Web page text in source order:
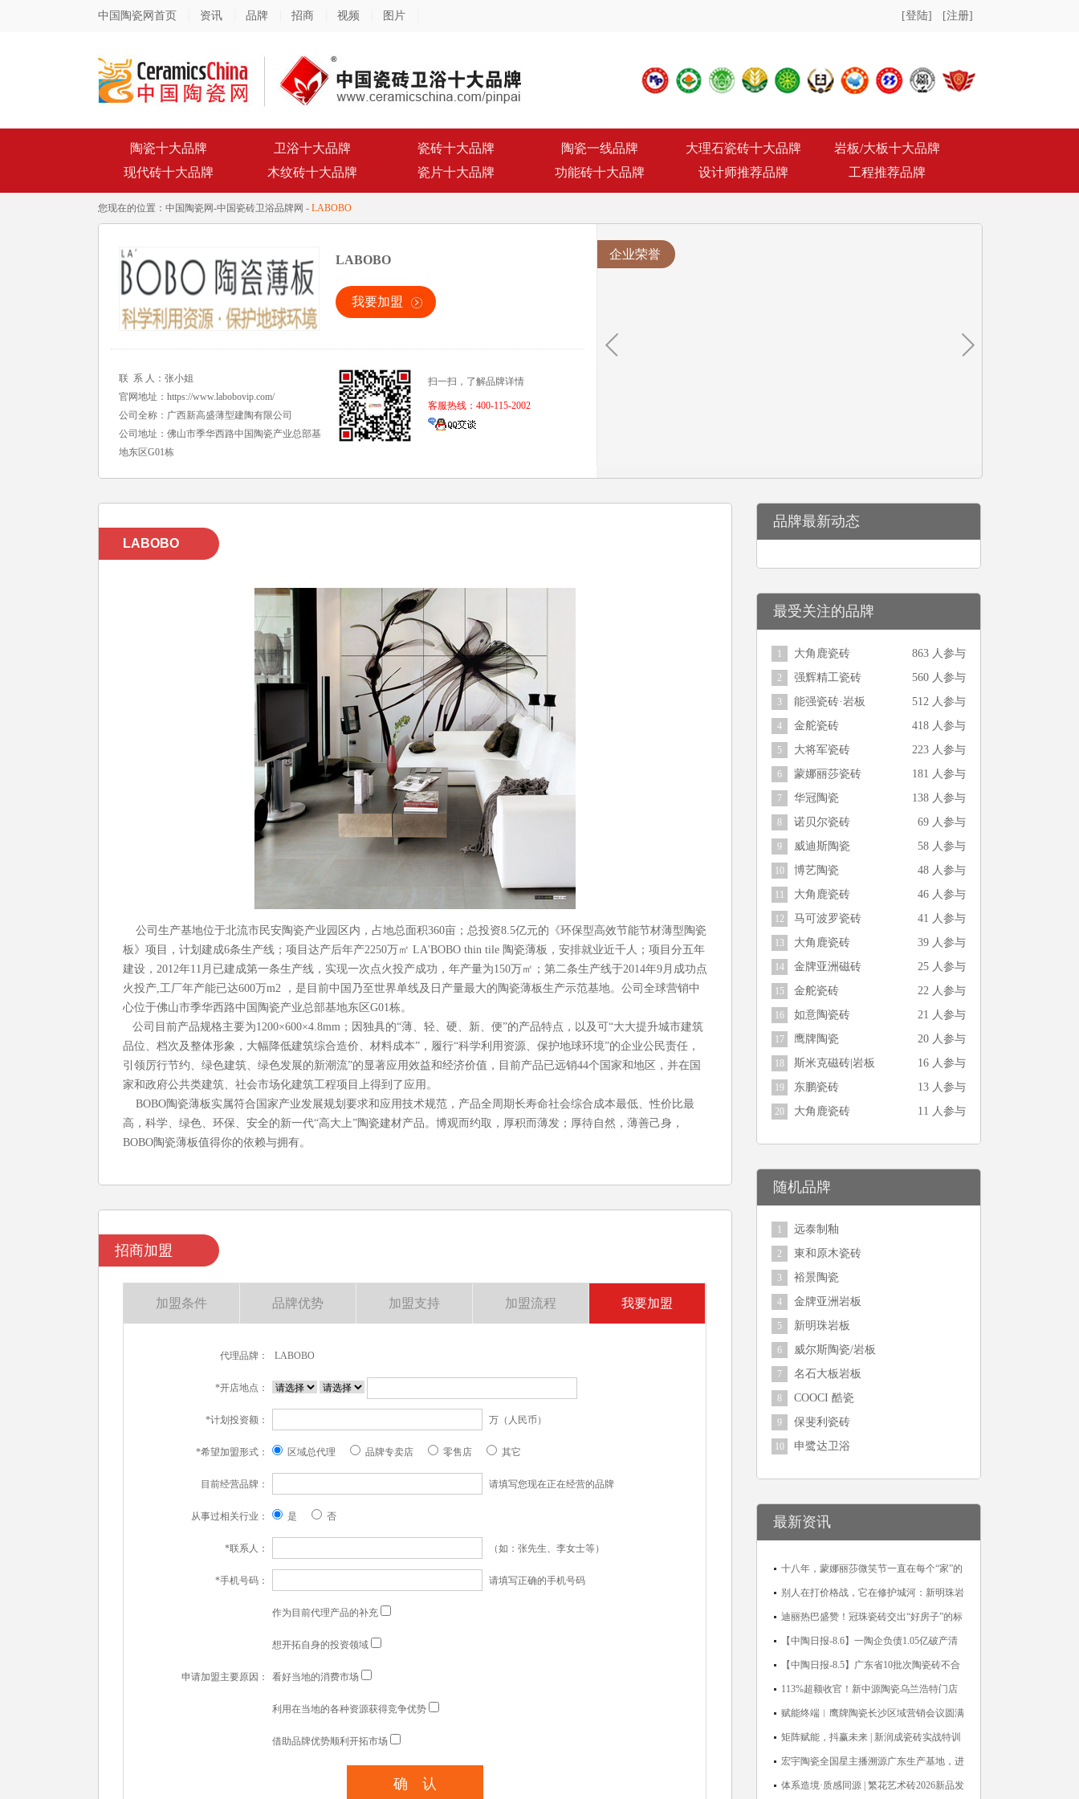
中国陶瓷网首页 资讯 品牌 招商 视频 图片 [登陆] [注册]
陶瓷十大品牌 卫浴十大品牌 瓷砖十大品牌 陶瓷一线品牌 大理石瓷砖十大品牌
岩板/大板十大品牌
现代砖十大品牌
木纹砖十大品牌 瓷片十大品牌 功能砖十大品牌 设计师推荐品牌 工程推荐品牌
您现在的位置： 中国陶瓷网-中国瓷砖卫浴品牌网 - LABOBO
LABOBO
我要加盟
联 系 人：张小姐
官网地址： https://www.labobovip.com/
公司全称：广西新高盛薄型建陶有限公司
公司地址：佛山市季华西路中国陶瓷产业总部基
地东区G01栋
扫一扫，了解品牌详情
客服热线：400-115-2002
企业荣誉
LABOBO
公司生产基地位于北流市民安陶瓷产业园区内，占地总面积360亩；总投资8.5亿元的《环保型高效节能节材薄型陶瓷
板》项目，计划建成6条生产线；项目达产后年产2250万㎡ LA'BOBO thin tile 陶瓷薄板，安排就业近千人；项目分五年
建设，2012年11月已建成第一条生产线，实现一次点火投产成功，年产量为150万㎡；第二条生产线于2014年9月成功点
火投产,工厂年产能已达600万m2 ，是目前中国乃至世界单线及日产量最大的陶瓷薄板生产示范基地。公司全球营销中
心位于佛山市季华西路中国陶瓷产业总部基地东区G01栋。
公司目前产品规格主要为1200×600×4.8mm；因独具的“薄、轻、硬、新、便”的产品特点，以及可“大大提升城市建筑
品位、档次及整体形象，大幅降低建筑综合造价、材料成本”，履行“科学利用资源、保护地球环境”的企业公民责任，
引领厉行节约、绿色建筑、绿色发展的新潮流”的显著应用效益和经济价值，目前产品已远销44个国家和地区，并在国
家和政府公共类建筑、社会市场化建筑工程项目上得到了应用。
BOBO陶瓷薄板实属符合国家产业发展规划要求和应用技术规范，产品全周期长寿命社会综合成本最低、性价比最
高，科学、绿色、环保、安全的新一代“高大上”陶瓷建材产品。博观而约取，厚积而薄发；厚待自然，薄善己身，
BOBO陶瓷薄板值得你的依赖与拥有。
招商加盟
加盟条件 品牌优势 加盟支持 加盟流程 我要加盟
代理品牌： LABOBO
*开店地点：
*计划投资额： 万（人民币）
*希望加盟形式： 区域总代理 品牌专卖店 零售店 其它
目前经营品牌： 请填写您现在正在经营的品牌
从事过相关行业： 是 否
*联系人： （如：张先生、李女士等）
*手机号码： 请填写正确的手机号码
申请加盟主要原因：
作为目前代理产品的补充
想开拓自身的投资领域
看好当地的消费市场
利用在当地的各种资源获得竞争优势
借助品牌优势顺利开拓市场
品牌最新动态
最受关注的品牌
1 大角鹿瓷砖 863 人参与
2 强辉精工瓷砖 560 人参与
3 能强瓷砖·岩板 512 人参与
4 金舵瓷砖 418 人参与
5 大将军瓷砖 223 人参与
6 蒙娜丽莎瓷砖 181 人参与
7 华冠陶瓷 138 人参与
8 诺贝尔瓷砖 69 人参与
9 威迪斯陶瓷 58 人参与
10 博艺陶瓷 48 人参与
11 大角鹿瓷砖 46 人参与
12 马可波罗瓷砖 41 人参与
13 大角鹿瓷砖 39 人参与
14 金牌亚洲磁砖 25 人参与
15 金舵瓷砖 22 人参与
16 如意陶瓷砖 21 人参与
17 鹰牌陶瓷 20 人参与
18 斯米克磁砖|岩板 16 人参与
19 东鹏瓷砖 13 人参与
20 大角鹿瓷砖 11 人参与
随机品牌
1 远泰制釉
2 東和原木瓷砖
3 裕景陶瓷
4 金牌亚洲岩板
5 新明珠岩板
6 威尔斯陶瓷/岩板
7 名石大板岩板
8 COOCI 酷瓷
9 保斐利瓷砖
10 申鹭达卫浴
最新资讯
十八年，蒙娜丽莎微笑节一直在每个“家”的
故事里
别人在打价格战，它在修护城河：新明珠岩
板的逆势密码
迪丽热巴盛赞！冠珠瓷砖交出“好房子”的标
准答卷
【中陶日报-8.6】一陶企负债1.05亿破产清
算；东鹏拟延长基金投资期限；工信部开展
建陶行业能效领跑者企业推荐工作
【中陶日报-8.5】广东省10批次陶瓷砖不合
格；科达购买特福国际股份申请未通过；蒙
娜丽莎5千万回购股份；建霖家居海外产能
突破18亿元
113%超额收官！新中源陶瓷乌兰浩特门店
周年活动圆满落幕
赋能终端︱鹰牌陶瓷长沙区域营销会议圆满
举行，共探渠道拓展与门店升级新路径
矩阵赋能，抖赢未来 | 新润成瓷砖实战特训
营成功举办，吹响品牌秋季营销冲锋号！
宏宇陶瓷全国星主播溯源广东生产基地，进
阶ROI长效变现新路径
体系造境·质感同源 | 繁花艺术砖2026新品发